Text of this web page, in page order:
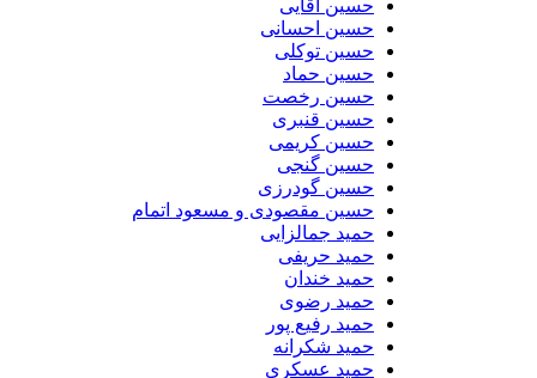
حسین آقایی
حسین احسانی
حسین توکلی
حسین حماد
حسین رخصت
حسین قنبری
حسین کریمی
حسین گنجی
حسین گودرزی
حسین مقصودی و مسعود اتمام
حمید جمالزایی
حمید حریفی
حمید خندان
حمید رضوی
حمید رفیع پور
حمید شکرانه
حمید عسکری